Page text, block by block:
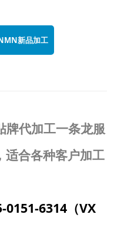
新品加工
牌代加工一条龙服
适合各种客户加工
0151-6314（VX